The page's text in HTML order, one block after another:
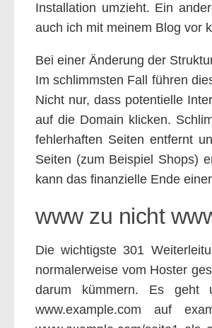
Installation umzieht. Ein
auch ich mit meinem Blog vor
Bei einer Änderung der
Im schlimmsten Fall führen
Nicht nur, dass potentielle
auf die Domain klicken.
fehlerhaften Seiten entfernt
Seiten (zum Beispiel Shops)
kann das finanzielle Ende
www zu nicht
Die wichtigste 301
normalerweise vom Hoster
darum kümmern. Es geht
www.example.com auf